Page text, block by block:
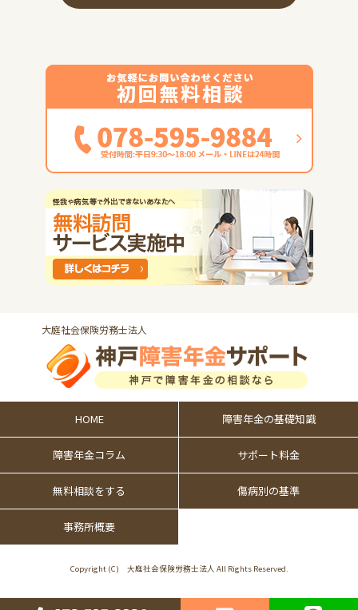
大庭社会保険労務士法人
HOME 障害年金の基礎知識
障害年金コラム サポート料金
無料相談をする 傷病別の基準
事務所概要
Copyright (C) 大庭社会保険労務士法人 All Rights Reserved.